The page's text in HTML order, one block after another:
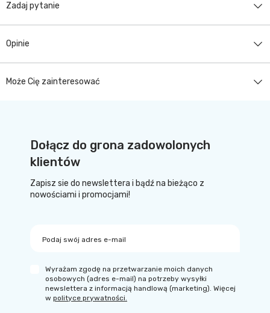
Zadaj pytanie
Opinie
Może Cię zainteresować
Dołącz do grona zadowolonych
klientów
Zapisz sie do newslettera i bądź na bieżąco z
nowościami i promocjami!
Podaj swój adres e-mail
Wyrażam zgodę na przetwarzanie moich danych
osobowych (adres e-mail) na potrzeby wysyłki
newslettera z informacją handlową (marketing). Więcej
w polityce prywatności.